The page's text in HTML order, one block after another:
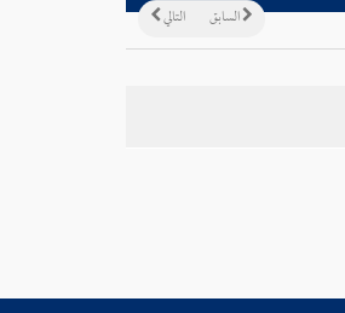
التالي السابق